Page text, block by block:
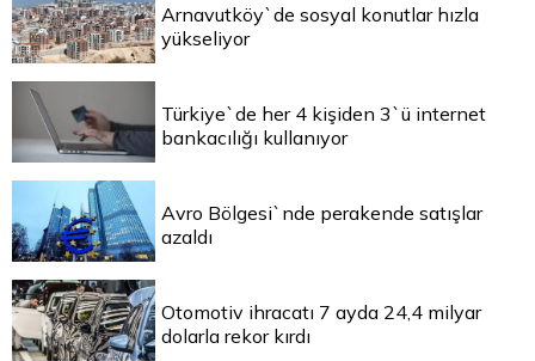
Arnavutköy`de sosyal konutlar hızla
yükseliyor
Türkiye`de her 4 kişiden 3`ü internet
bankacılığı kullanıyor
Avro Bölgesi`nde perakende satışlar
azaldı
Otomotiv ihracatı 7 ayda 24,4 milyar
dolarla rekor kırdı